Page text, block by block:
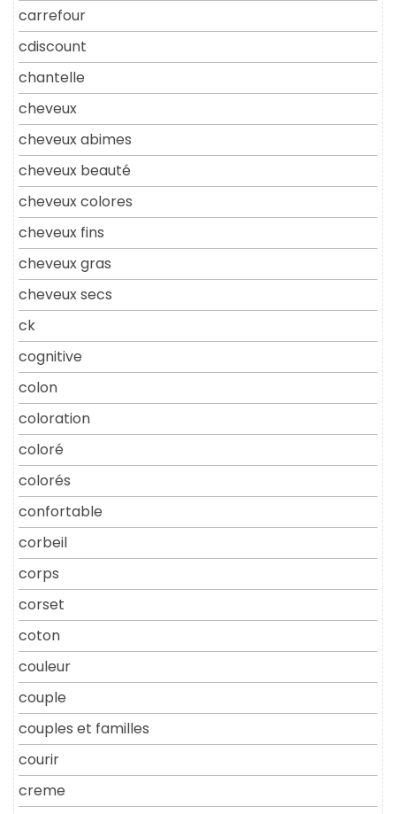
carrefour
cdiscount
chantelle
cheveux
cheveux abimes
cheveux beauté
cheveux colores
cheveux fins
cheveux gras
cheveux secs
ck
cognitive
colon
coloration
coloré
colorés
confortable
corbeil
corps
corset
coton
couleur
couple
couples et familles
courir
creme